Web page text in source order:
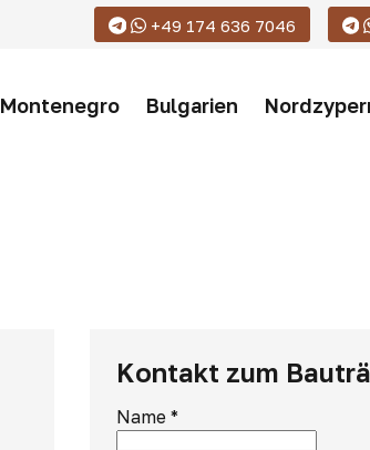
+49 174 636 7046
Montenegro Bulgarien
Kontakt zum
Name*